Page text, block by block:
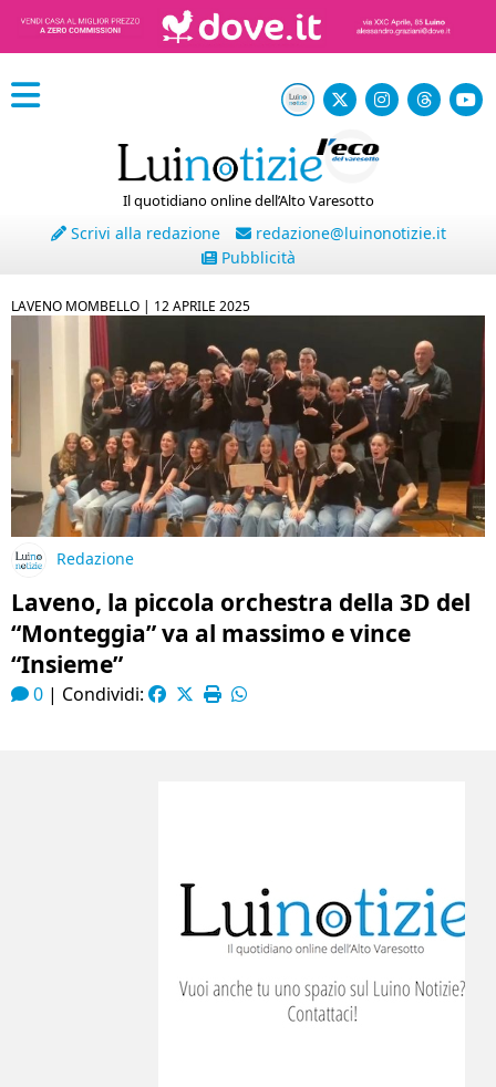
Il quotidiano online dell’Alto Varesotto
Scrivi alla redazione
redazione@luinonotizie.it
Pubblicità
LAVENO MOMBELLO | 12 APRILE 2025
Redazione
Laveno, la piccola orchestra della 3D del
“Monteggia” va al massimo e vince
“Insieme”
0 | Condividi: